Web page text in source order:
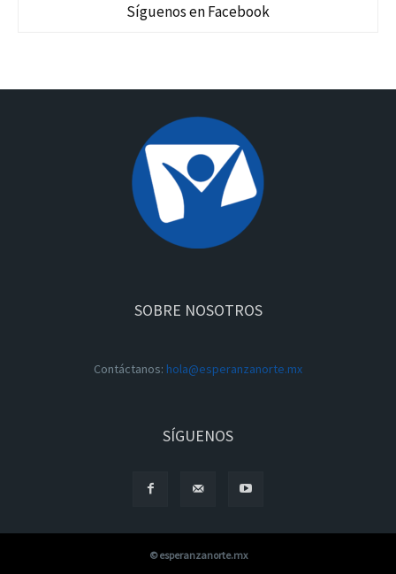
Síguenos en Facebook
SOBRE NOSOTROS
Contáctanos: hola@esperanzanorte.mx
SÍGUENOS
© esperanzanorte.mx